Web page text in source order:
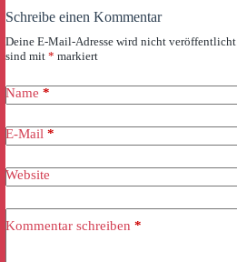
Schreibe einen Kommentar
Deine E-Mail-Adresse wird nicht veröffentlicht.
sind mit * markiert
Name *
E-Mail *
Website
Kommentar schreiben *